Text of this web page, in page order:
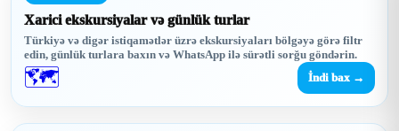
Xarici ekskursiyalar və günlük turlar
Türkiyə və digər istiqamətlər üzrə ekskursiyaları bölgəyə görə filtr
edin, günlük turlara baxın və WhatsApp ilə sürətli sorğu göndərin.
🗺️ İndi bax →